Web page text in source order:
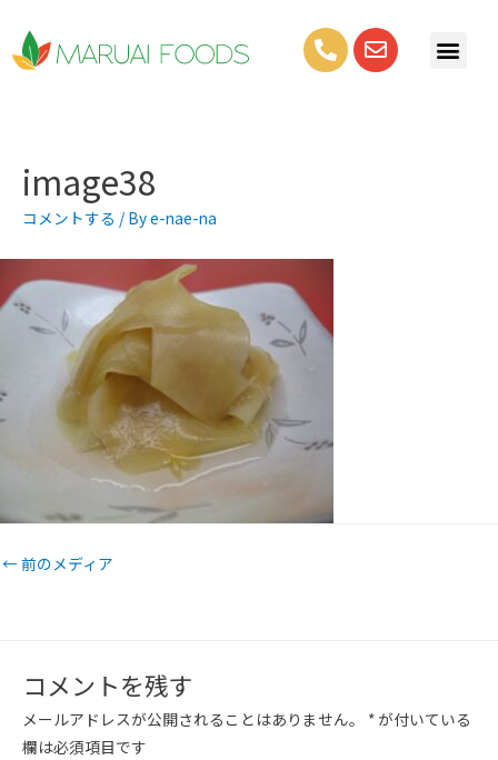
image38
コメントする / Bye-nae-na
←前のメディア
コメントを残す
メールアドレスが公開されることはありません。 * が付いている
欄は必須項目です